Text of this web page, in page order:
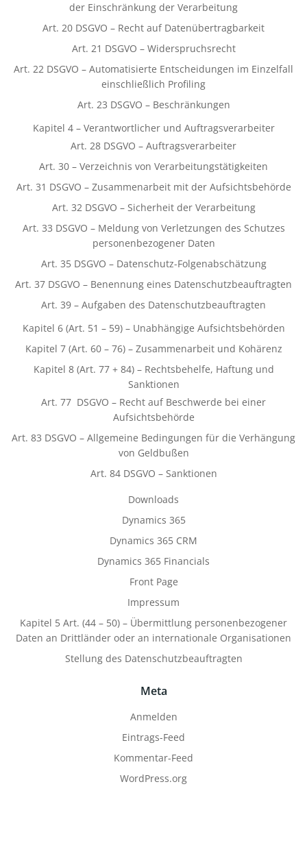
der Einschränkung der Verarbeitung
Art. 20 DSGVO – Recht auf Datenübertragbarkeit
Art. 21 DSGVO – Widerspruchsrecht
Art. 22 DSGVO – Automatisierte Entscheidungen im Einzelfall
einschließlich Profiling
Art. 23 DSGVO – Beschränkungen
Kapitel 4 – Verantwortlicher und Auftragsverarbeiter
Art. 28 DSGVO – Auftragsverarbeiter
Art. 30 – Verzeichnis von Verarbeitungstätigkeiten
Art. 31 DSGVO – Zusammenarbeit mit der Aufsichtsbehörde
Art. 32 DSGVO – Sicherheit der Verarbeitung
Art. 33 DSGVO – Meldung von Verletzungen des Schutzes
personenbezogener Daten
Art. 35 DSGVO – Datenschutz-Folgenabschätzung
Art. 37 DSGVO – Benennung eines Datenschutzbeauftragten
Art. 39 – Aufgaben des Datenschutzbeauftragten
Kapitel 6 (Art. 51 – 59) – Unabhängige Aufsichtsbehörden
Kapitel 7 (Art. 60 – 76) – Zusammenarbeit und Kohärenz
Kapitel 8 (Art. 77 + 84) – Rechtsbehelfe, Haftung und
Sanktionen
Art. 77 DSGVO – Recht auf Beschwerde bei einer
Aufsichtsbehörde
Art. 83 DSGVO – Allgemeine Bedingungen für die Verhängung
von Geldbußen
Art. 84 DSGVO – Sanktionen
Downloads
Dynamics 365
Dynamics 365 CRM
Dynamics 365 Financials
Front Page
Impressum
Kapitel 5 Art. (44 – 50) – Übermittlung personenbezogener
Daten an Drittländer oder an internationale Organisationen
Stellung des Datenschutzbeauftragten
Meta
Anmelden
Eintrags-Feed
Kommentar-Feed
WordPress.org